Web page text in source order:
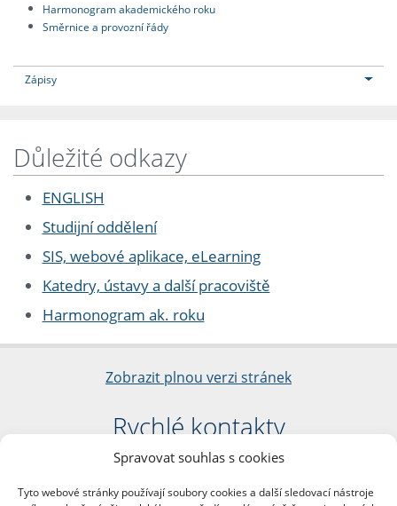
Spravovat souhlas s cookies
Tyto webové stránky používají soubory cookies a další sledovací nástroje
Harmonogram akademického roku
Směrnice a provozní řády
Zápisy
Důležité odkazy
ENGLISH
Studijní oddělení
SIS, webové aplikace, eLearning
Katedry, ústavy a další pracoviště
Harmonogram ak. roku
Zobrazit plnou verzi stránek
Rychlé kontakty
Filozofická fakulta
nám. Jana Palacha 1/2